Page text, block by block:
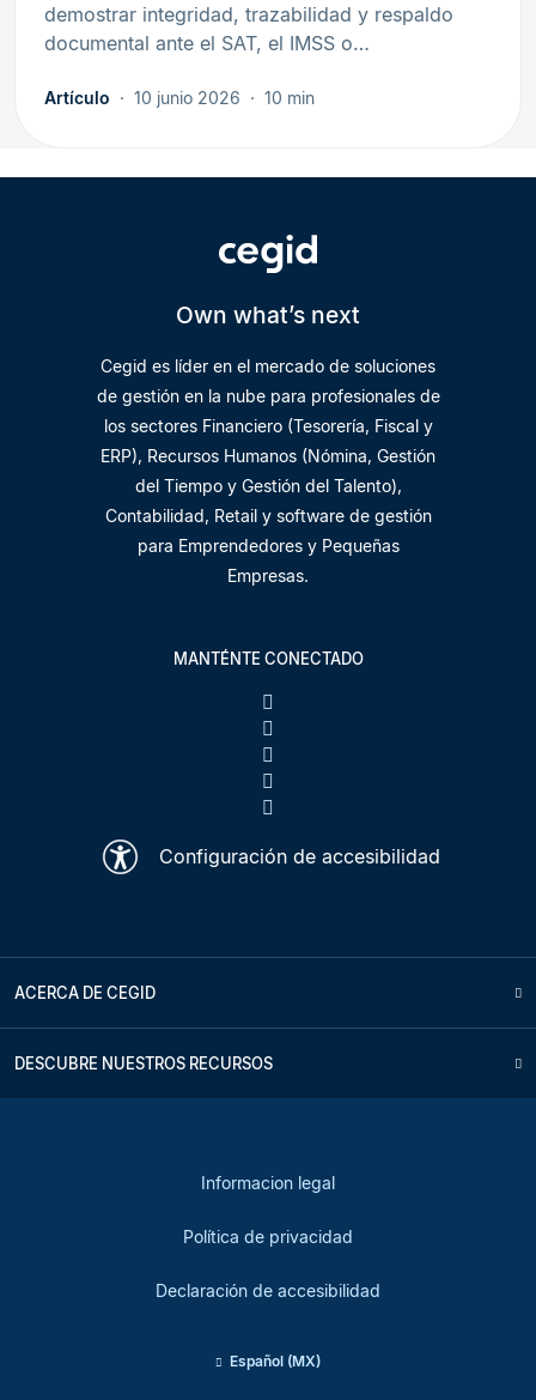
demostrar integridad, trazabilidad y respaldo
documental ante el SAT, el IMSS o…
Artículo 10 junio 2026 10 min
Own what’s next
Cegid es líder en el mercado de soluciones
de gestión en la nube para profesionales de
los sectores Financiero (Tesorería, Fiscal y
ERP), Recursos Humanos (Nómina, Gestión
del Tiempo y Gestión del Talento),
Contabilidad, Retail y software de gestión
para Emprendedores y Pequeñas
Empresas.
MANTÉNTE CONECTADO
Configuración de accesibilidad
ACERCA DE CEGID
DESCUBRE NUESTROS RECURSOS
Informacion legal
Política de privacidad
Declaración de accesibilidad
Español (MX)